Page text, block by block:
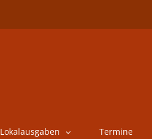
Lokalausgaben Termine